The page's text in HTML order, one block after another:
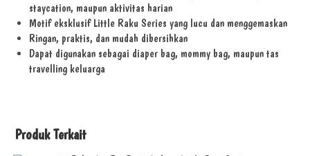
staycation, maupun aktivitas harian
Motif eksklusif Little Raku Series yang lucu dan menggemaskan
Ringan, praktis, dan mudah dibersihkan
Dapat digunakan sebagai diaper bag, mommy bag, maupun tas
travelling keluarga
Produk Terkait